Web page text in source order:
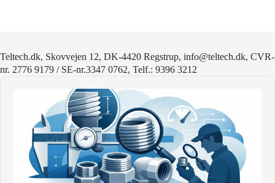
Teltech.dk, Skovvejen 12, DK-4420 Regstrup, info@teltech.dk, CVR-
nr. 2776 9179 / SE-nr.3347 0762, Telf.: 9396 3212